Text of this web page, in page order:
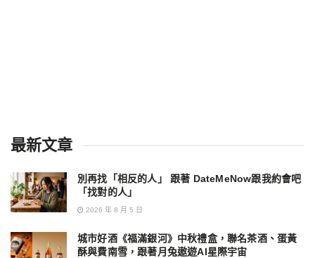
最新文章
別再找「相反的人」 跟著 DateMeNow跟我約會吧
「找對的人」
2026 年 8 月 5 日
城市好酒《福滿銀河》中秋禮盒，聯名茶酒、蛋黃
酥與費南雪，跟著月兔遨遊AI星際宇宙